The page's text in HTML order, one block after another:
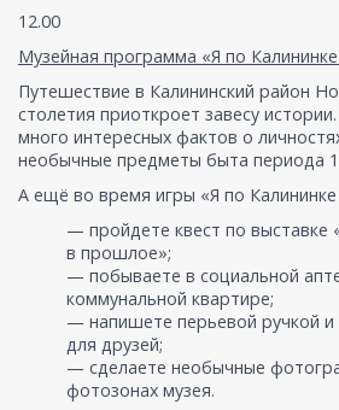
12.00
Музейная программа «Я по
Путешествие в Калининский район
столетия приоткроет завесу
много интересных фактов о
необычные предметы быта периода
А ещё во время игры «Я по Калининке
— пройдете квест по выставке
в прошлое»;
— побываете в социальной
коммунальной квартире;
— напишете перьевой ручкой и
для друзей;
— сделаете необычные
фотозонах музея.